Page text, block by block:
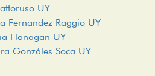
UY
Fernandez Raggio UY
Flanagan UY
Gonzáles Soca UY